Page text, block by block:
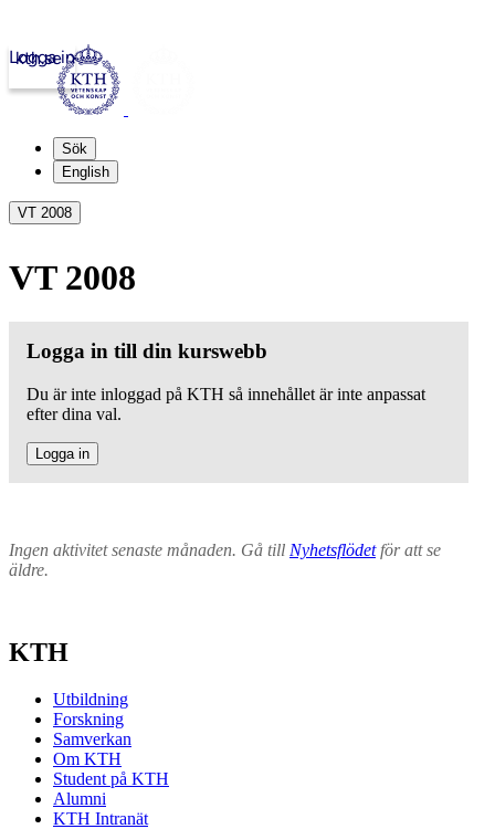
kth.se
Logga in
Sök
English
VT 2008
VT 2008
Logga in till din kurswebb
Du är inte inloggad på KTH så innehållet är inte anpassat
efter dina val.
Logga in
Ingen aktivitet senaste månaden. Gå till Nyhetsflödetför att se
äldre.
KTH
Utbildning
Forskning
Samverkan
Om KTH
Student på KTH
Alumni
KTH Intranät